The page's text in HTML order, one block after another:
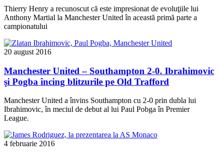
Thierry Henry a recunoscut că este impresionat de evoluţiile lui
Anthony Martial la Manchester United în această primă parte a
campionatului
20 august 2016
Manchester United – Southampton 2-0. Ibrahimovic
şi Pogba încing blitzurile pe Old Trafford
Manchester United a învins Southampton cu 2-0 prin dubla lui
Ibrahimovic, în meciul de debut al lui Paul Pobga în Premier
League.
4 februarie 2016